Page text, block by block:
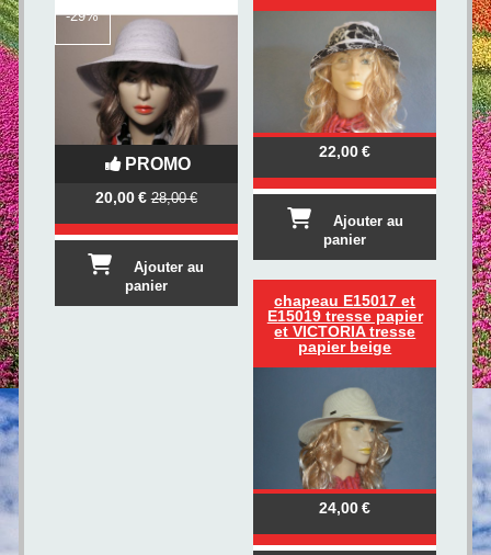
PROMO
-29%
20,00€ 28,00€
Ajouter au
panier
22,00€
Ajouter au
panier
chapeau E15017 et
E15019 tresse papier
et VICTORIA tresse
papier beige
24,00€